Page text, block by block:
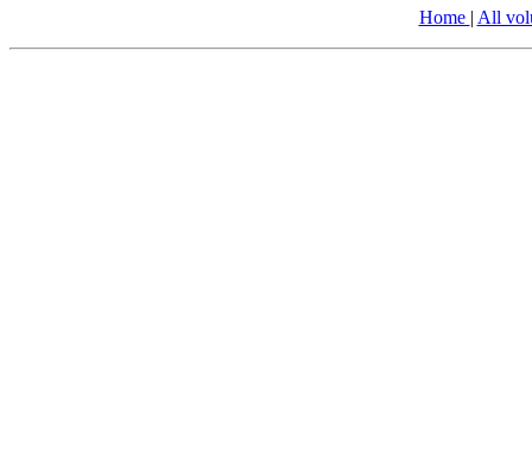
Home | All